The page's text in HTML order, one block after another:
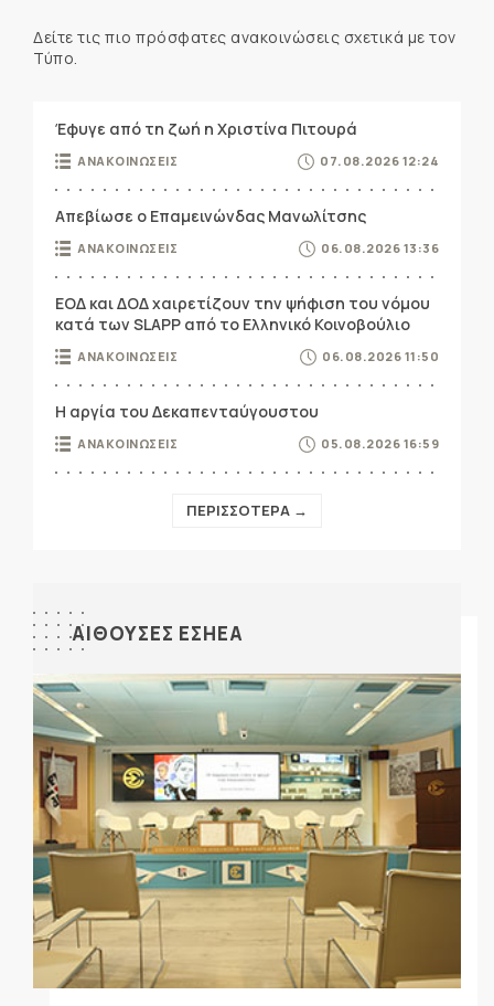
Δείτε τις πιο πρόσφατες ανακοινώσεις σχετικά με τον
Τύπο.
Έφυγε από τη ζωή η Χριστίνα Πιτουρά
ΑΝΑΚΟΙΝΩΣΕΙΣ 07.08.2026 12:24
Απεβίωσε ο Επαμεινώνδας Μανωλίτσης
ΑΝΑΚΟΙΝΩΣΕΙΣ 06.08.2026 13:36
ΕΟΔ και ΔΟΔ χαιρετίζουν την ψήφιση του νόμου
κατά των SLAPP από το Ελληνικό Κοινοβούλιο
ΑΝΑΚΟΙΝΩΣΕΙΣ 06.08.2026 11:50
Η αργία του Δεκαπενταύγουστου
ΑΝΑΚΟΙΝΩΣΕΙΣ 05.08.2026 16:59
ΠΕΡΙΣΣΟΤΕΡΑ →
ΑΙΘΟΥΣΕΣ ΕΣΗΕΑ